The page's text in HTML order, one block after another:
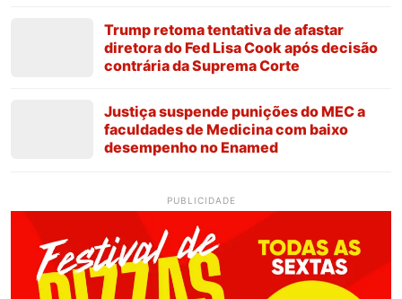
Trump retoma tentativa de afastar
diretora do Fed Lisa Cook após decisão
contrária da Suprema Corte
Justiça suspende punições do MEC a
faculdades de Medicina com baixo
desempenho no Enamed
PUBLICIDADE